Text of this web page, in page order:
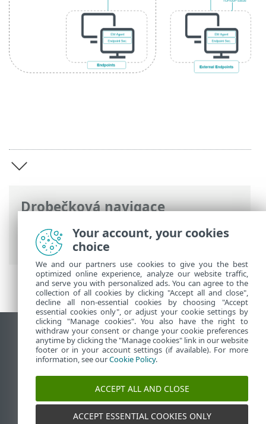
Drobečková navigace
ESET Online nápověda> ESET Bridge>
Úvod k ESET Bridge
Zobrazit verzi pro počítač
End of Life
ESET Databáze znalostí
ESET Forum
ESET Status Portal
Regionální podpora
Your account, your cookies
choice
We and our partners use cookies to give you the best
optimized online experience, analyze our website traffic,
and serve you with personalized ads. You can agree to the
collection of all cookies by clicking "Accept all and close",
decline all non-essential cookies by choosing "Accept
essential cookies only", or adjust your cookie settings by
clicking "Manage cookies". You also have the right to
withdraw your consent or change your cookie preferences
anytime by clicking the "Manage cookies" link in our website
footer or in your account settings (if available). For more
information, see ourCookie Policy.
ACCEPT ALL AND CLOSE
ACCEPT ESSENTIAL COOKIES ONLY